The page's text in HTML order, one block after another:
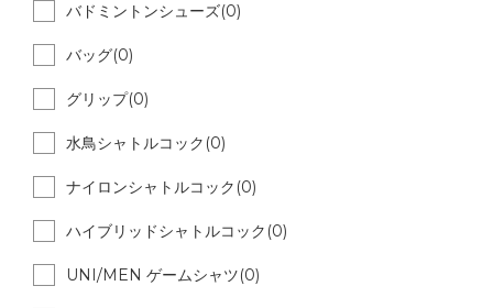
バドミントンシューズ(0)
バッグ(0)
グリップ(0)
水鳥シャトルコック(0)
ナイロンシャトルコック(0)
ハイブリッドシャトルコック(0)
UNI/MEN ゲームシャツ(0)